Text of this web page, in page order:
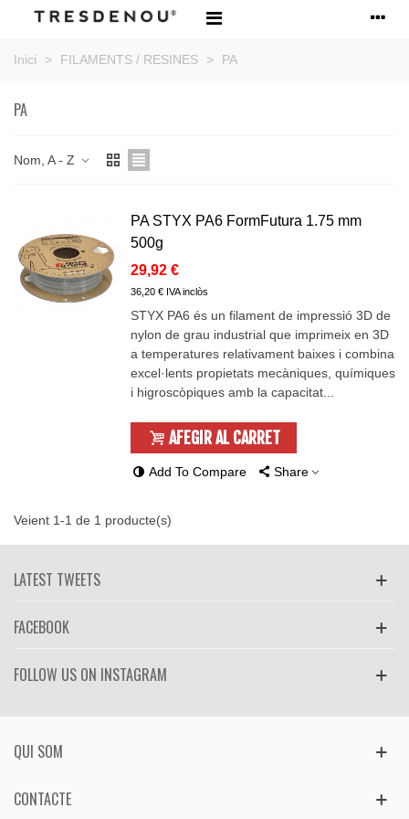
Inici > FILAMENTS / RESINES > PA
PA
Nom, A - Z
PA STYX PA6 FormFutura 1.75 mm
500g
29,92 €
36,20 € IVA inclòs
STYX PA6 és un filament de impressió 3D de
nylon de grau industrial que imprimeix en 3D
a temperatures relativament baixes i combina
excel·lents propietats mecàniques, químiques
i higroscòpiques amb la capacitat...
AFEGIR AL CARRET
Add To Compare Share
Veient 1-1 de 1 producte(s)
LATEST TWEETS
FACEBOOK
FOLLOW US ON INSTAGRAM
QUI SOM
CONTACTE